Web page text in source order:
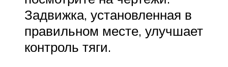
Задвижка, установленная в
правильном месте, улучшает
контроль тяги.